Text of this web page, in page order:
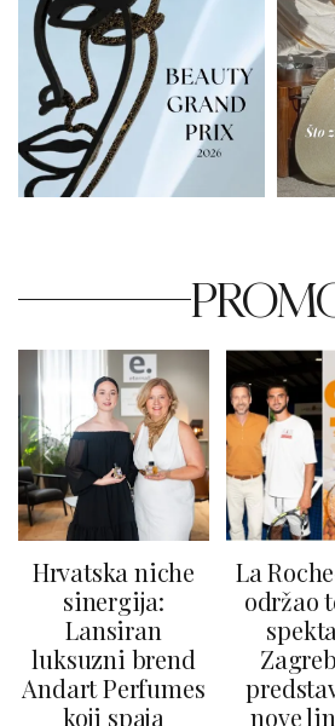
Hrvatska niche
sinergija:
Lansiran
luksuzni brend
Andart Perfumes
koji spaja
La
održao
nove